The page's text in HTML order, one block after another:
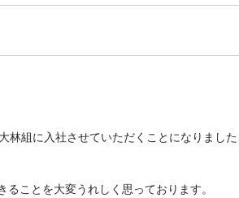
林組に入社させていただくことになりまし
ことを大変うれしく思っております。